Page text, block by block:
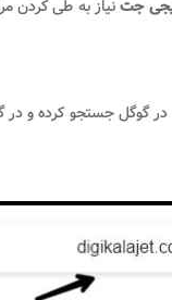
جتنیاز به طی کردن
در گوگل جستجو کرده و در